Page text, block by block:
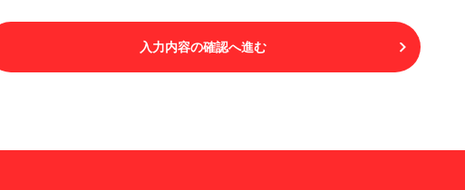
をもってのみ認められるものとし、不承諾の場合には、本サービスを
利用することはできません。
入力内容の確認へ進む